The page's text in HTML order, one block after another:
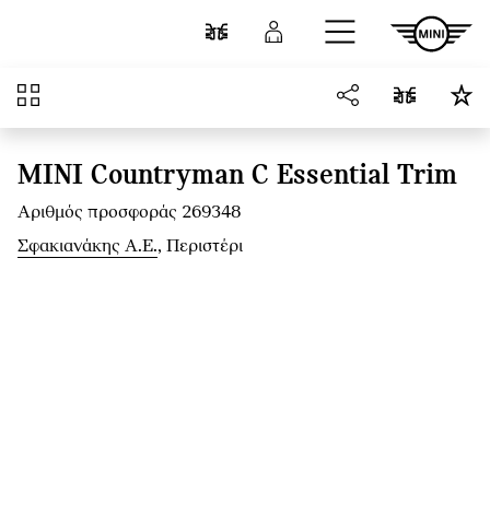
Μετάβαση στο κύριο περιεχόμενο
Σύγκριση Σύνδεση
Επισκόπηση
MINI Countryman C Essential Trim
Αριθμός προσφοράς 269348
Σφακιανάκης Α.Ε., Περιστέρι